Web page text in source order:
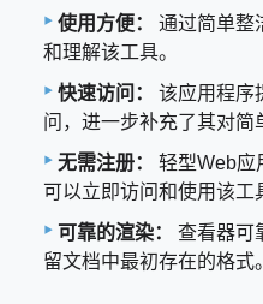
使用方便：
通过简单整
和理解该工具。
快速访问：
该应用程序
问，进一步补充了其对简
无需注册：
轻型Web应
可以立即访问和使用该工
可靠的渲染：
查看器可
留文档中最初存在的格式。